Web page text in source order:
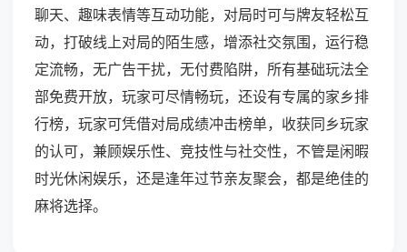
聊天、趣味表情等互动功能，对局时可与牌友轻松互
动，打破线上对局的陌生感，增添社交氛围，运行稳
定流畅，无广告干扰，无付费陷阱，所有基础玩法全
部免费开放，玩家可尽情畅玩，还设有专属的家乡排
行榜，玩家可凭借对局成绩冲击榜单，收获同乡玩家
的认可，兼顾娱乐性、竞技性与社交性，不管是闲暇
时光休闲娱乐，还是逢年过节亲友聚会，都是绝佳的
麻将选择。